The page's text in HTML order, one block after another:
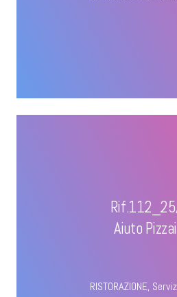
Aiuto
RISTORAZIONE,